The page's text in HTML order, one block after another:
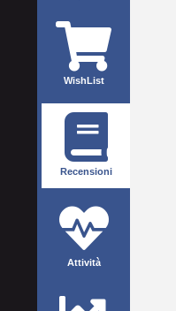
WishList
Recensioni
Attività